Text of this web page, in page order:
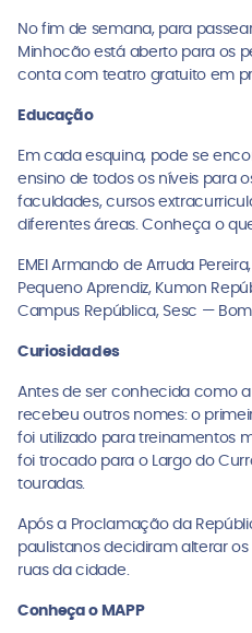
No fim de semana, para
Minhocão está aberto para os
conta com teatro gratuito em
Educação
Em cada esquina, pode se
ensino de todos os níveis para
faculdades, cursos
diferentes áreas. Conheça o
EMEI Armando de Arruda
Pequeno Aprendiz, Kumon
Campus República, Sesc —
Curiosidades
Antes de ser conhecida como
recebeu outros nomes: o
foi utilizado para treinamentos
foi trocado para o Largo do
touradas.
Após a Proclamação da
paulistanos decidiram alterar
ruas da cidade.
Conheça o MAPP